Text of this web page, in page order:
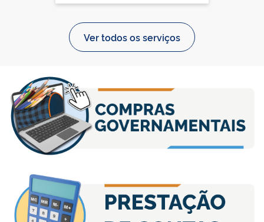
Ver todos os serviços